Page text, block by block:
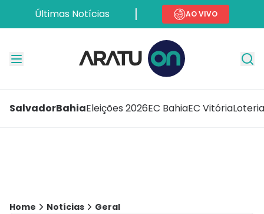
Últimas Notícias AO VIVO
SalvadorBahiaEleições 2026EC BahiaEC Vitória
Home Notícias Geral